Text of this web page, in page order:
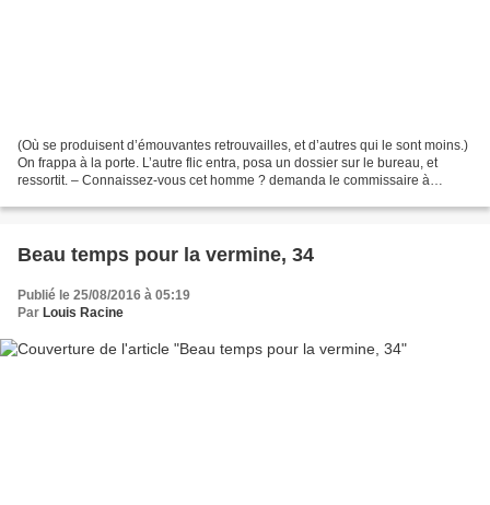
(Où se produisent d’émouvantes retrouvailles, et d’autres qui le sont moins.)
On frappa à la porte. L’autre flic entra, posa un dossier sur le bureau, et
ressortit. – Connaissez-vous cet homme ? demanda le commissaire à
Beau temps pour la vermine, 34
Publié le 25/08/2016 à 05:19
Par Louis Racine